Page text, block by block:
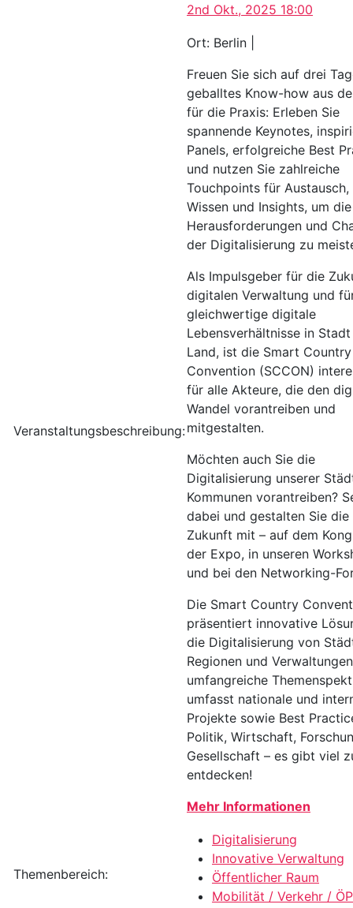
2nd Okt., 2025 18:00
Veranstaltungsbeschreibung:
Ort: Berlin |
Freuen Sie sich auf drei
geballtes Know-how aus
für die Praxis: Erleben Sie
spannende Keynotes,
Panels, erfolgreiche Best
und nutzen Sie zahlreiche
Touchpoints für Austausch,
Wissen und Insights, um die
Herausforderungen und
der Digitalisierung zu
Als Impulsgeber für die
digitalen Verwaltung und
gleichwertige digitale
Lebensverhältnisse in
Land, ist die Smart Country
Convention (SCCON)
für alle Akteure, die den
Wandel vorantreiben und
mitgestalten.
Möchten auch Sie die
Digitalisierung unserer
Kommunen vorantreiben?
dabei und gestalten Sie
Zukunft mit – auf dem
der Expo, in unseren
und bei den Networking-
Die Smart Country
präsentiert innovative
die Digitalisierung von
Regionen und
umfangreiche
umfasst nationale und
Projekte sowie Best
Politik, Wirtschaft,
Gesellschaft – es gibt viel
entdecken!
Mehr Informationen
Themenbereich:
Digitalisierung
Innovative Verwaltung
Öffentlicher Raum
Mobilität / Verkehr /